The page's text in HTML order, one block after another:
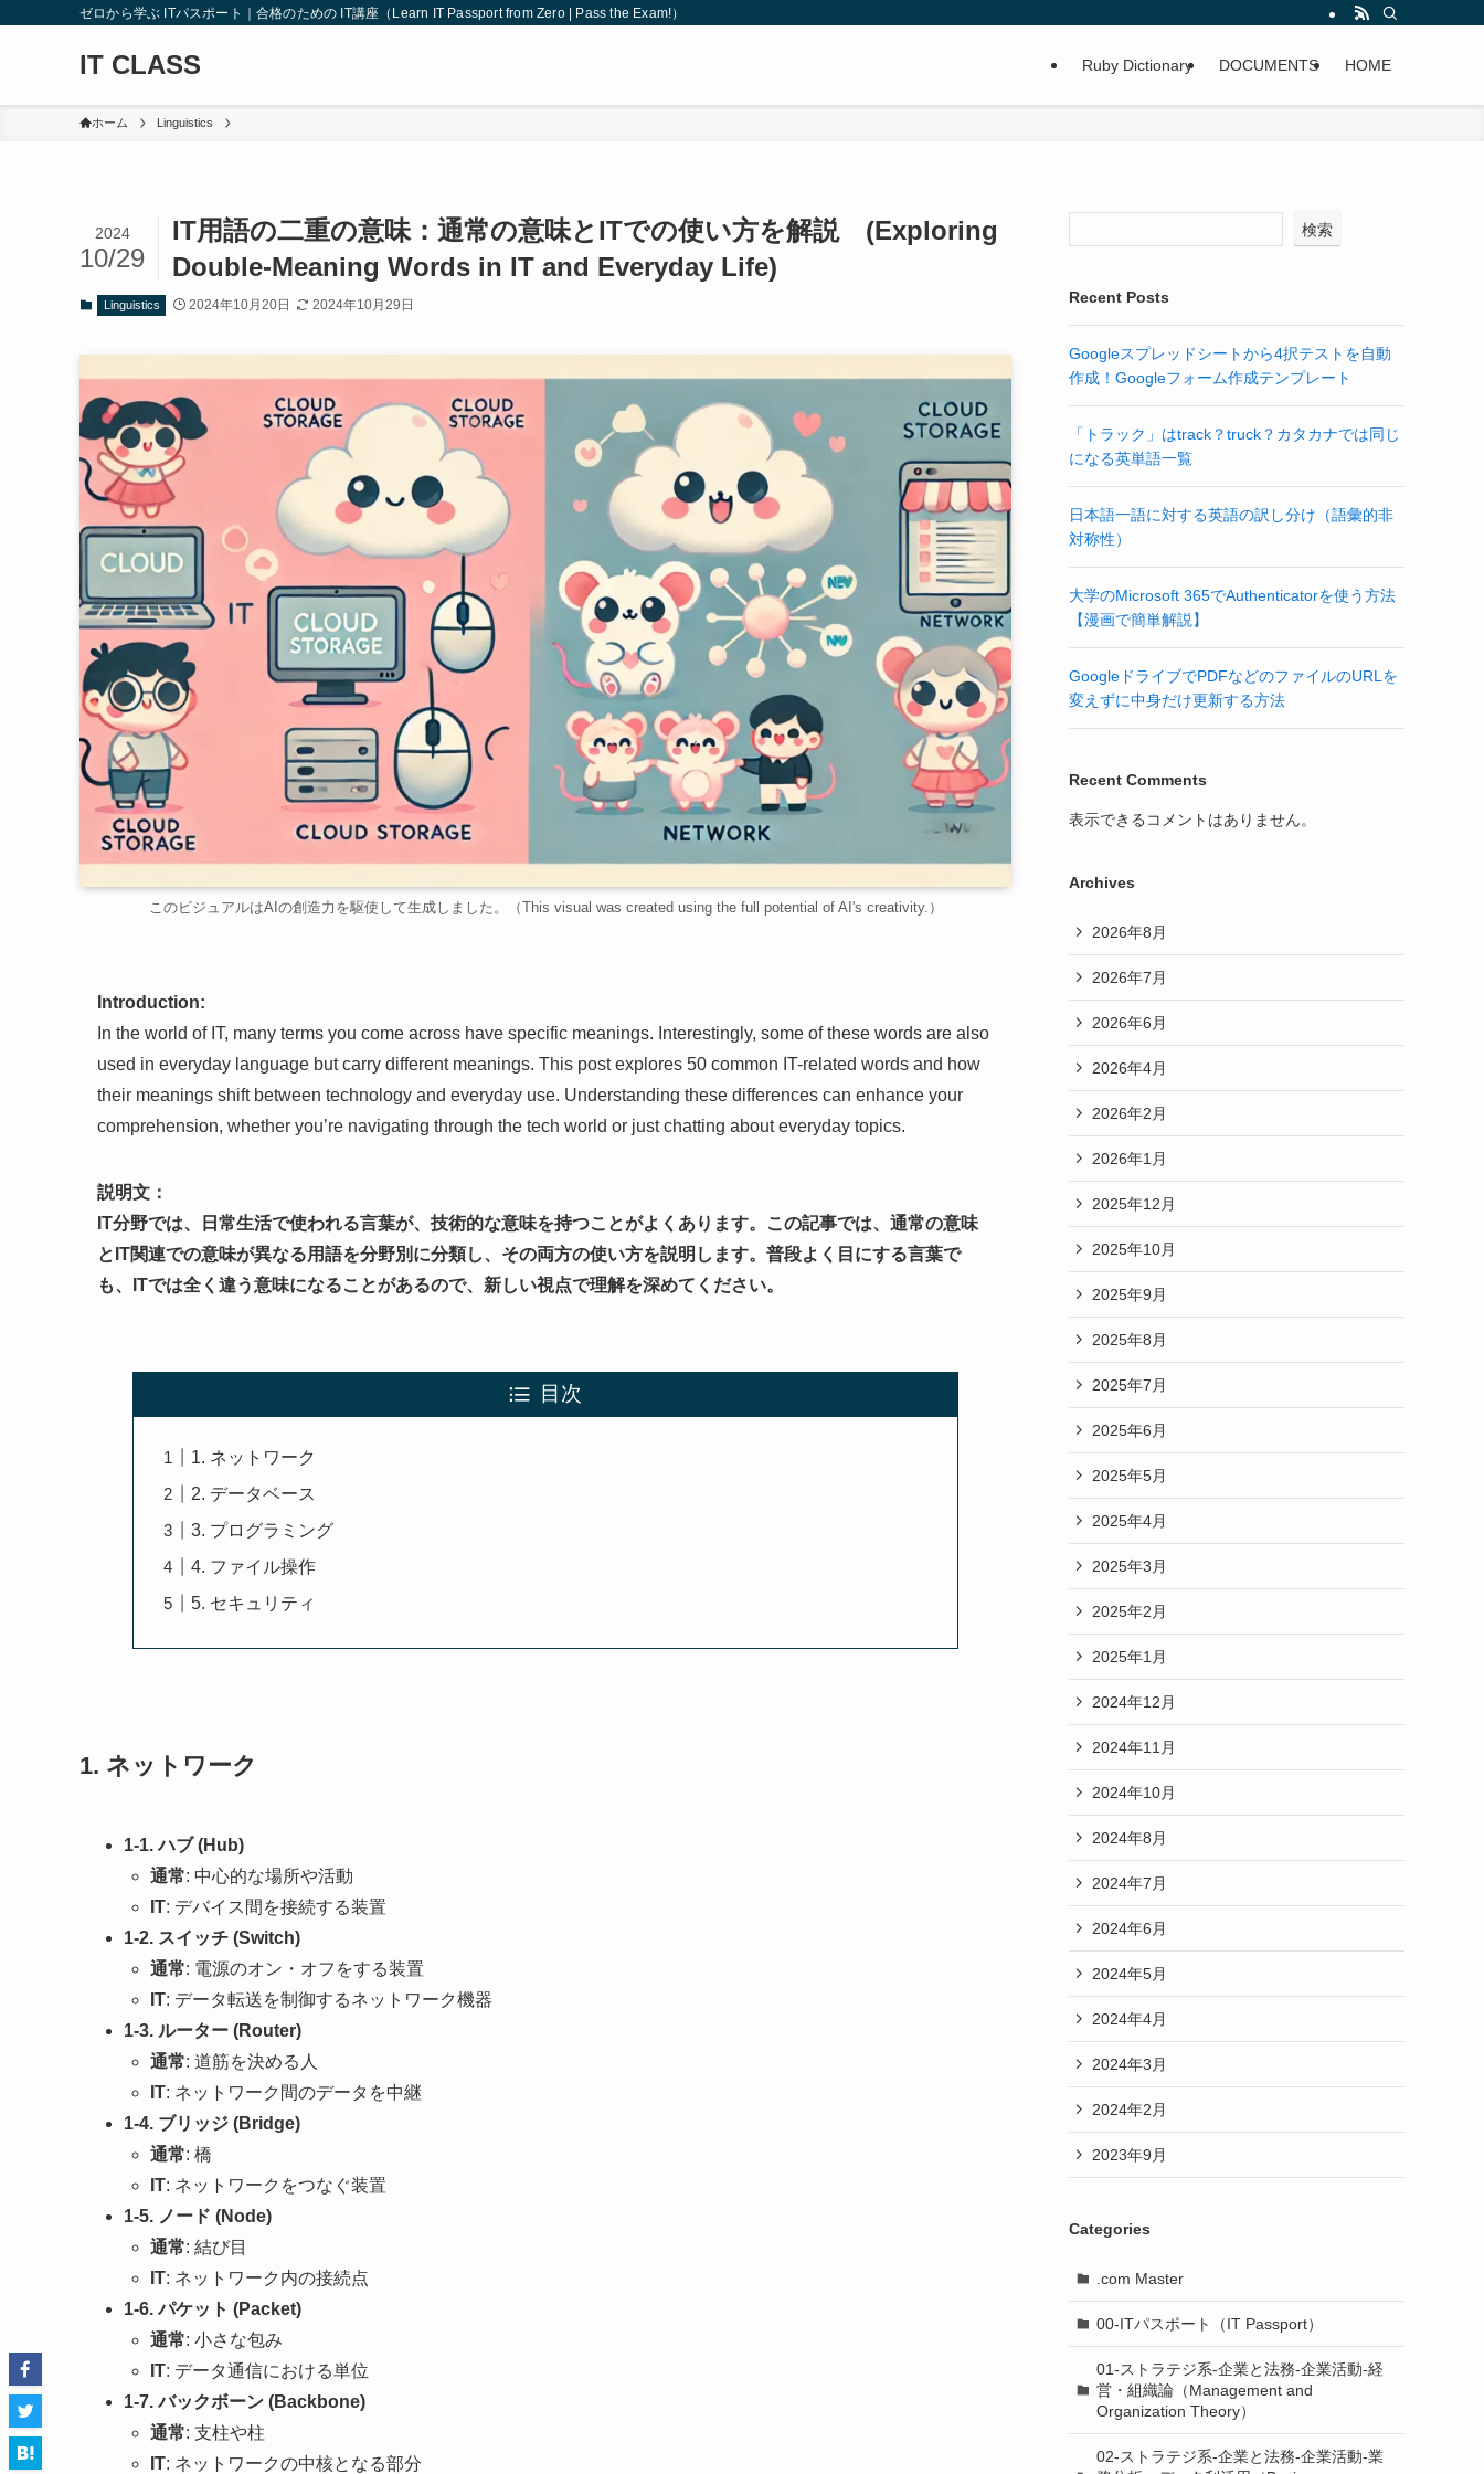
ゼロから学ぶ ITパスポート｜合格のための IT講座（Learn IT Passport from Zero | Pass the Exam!）
IT CLASS Ruby Dictionary DOCUMENTS HOME
ホーム Linguistics
IT用語の二重の意味：通常の意味とITでの使い方を解説 (Exploring
Double-Meaning Words in IT and Everyday Life)
2024
10/29
Linguistics 2024年10月20日 2024年10月29日
このビジュアルはAIの創造力を駆使して生成しました。（This visual was created using the full potential of AI's creativity.）
Introduction:
In the world of IT, many terms you come across have specific meanings. Interestingly, some of these words are also
used in everyday language but carry different meanings. This post explores 50 common IT-related words and how
their meanings shift between technology and everyday use. Understanding these differences can enhance your
comprehension, whether you’re navigating through the tech world or just chatting about everyday topics.
説明文：
IT分野では、日常生活で使われる言葉が、技術的な意味を持つことがよくあります。この記事では、通常の意味
とIT関連での意味が異なる用語を分野別に分類し、その両方の使い方を説明します。普段よく目にする言葉で
も、ITでは全く違う意味になることがあるので、新しい視点で理解を深めてください。
目次
1. ネットワーク
2. データベース
3. プログラミング
4. ファイル操作
5. セキュリティ
1. ネットワーク
1-1. ハブ (Hub)
通常: 中心的な場所や活動
IT: デバイス間を接続する装置
1-2. スイッチ (Switch)
通常: 電源のオン・オフをする装置
IT: データ転送を制御するネットワーク機器
1-3. ルーター (Router)
通常: 道筋を決める人
IT: ネットワーク間のデータを中継
1-4. ブリッジ (Bridge)
通常: 橋
IT: ネットワークをつなぐ装置
1-5. ノード (Node)
通常: 結び目
IT: ネットワーク内の接続点
1-6. パケット (Packet)
通常: 小さな包み
IT: データ通信における単位
1-7. バックボーン (Backbone)
通常: 支柱や柱
IT: ネットワークの中核となる部分
検索
Recent Posts
Googleスプレッドシートから4択テストを自動
作成！Googleフォーム作成テンプレート
「トラック」はtrack？truck？カタカナでは同じ
になる英単語一覧
日本語一語に対する英語の訳し分け（語彙的非
対称性）
大学のMicrosoft 365でAuthenticatorを使う方法
【漫画で簡単解説】
GoogleドライブでPDFなどのファイルのURLを
変えずに中身だけ更新する方法
Recent Comments
表示できるコメントはありません。
Archives
2026年8月
2026年7月
2026年6月
2026年4月
2026年2月
2026年1月
2025年12月
2025年10月
2025年9月
2025年8月
2025年7月
2025年6月
2025年5月
2025年4月
2025年3月
2025年2月
2025年1月
2024年12月
2024年11月
2024年10月
2024年8月
2024年7月
2024年6月
2024年5月
2024年4月
2024年3月
2024年2月
2023年9月
Categories
.com Master
00-ITパスポート（IT Passport）
01-ストラテジ系-企業と法務-企業活動-経
営・組織論（Management and
Organization Theory）
02-ストラテジ系-企業と法務-企業活動-業